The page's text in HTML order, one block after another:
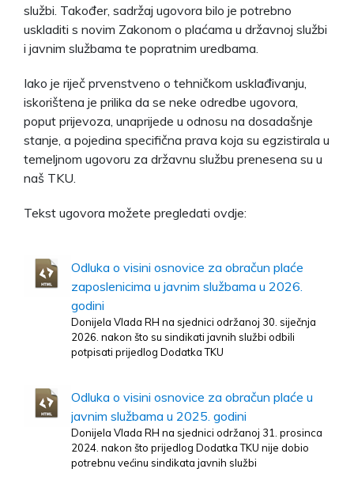
službi. Također, sadržaj ugovora bilo je potrebno
uskladiti s novim Zakonom o plaćama u državnoj službi
i javnim službama te popratnim uredbama.
Iako je riječ prvenstveno o tehničkom usklađivanju,
iskorištena je prilika da se neke odredbe ugovora,
poput prijevoza, unaprijede u odnosu na dosadašnje
stanje, a pojedina specifična prava koja su egzistirala u
temeljnom ugovoru za državnu službu prenesena su u
naš TKU.
Tekst ugovora možete pregledati ovdje:
Odluka o visini osnovice za obračun plaće
zaposlenicima u javnim službama u 2026.
godini
Donijela Vlada RH na sjednici održanoj 30. siječnja
2026. nakon što su sindikati javnih službi odbili
potpisati prijedlog Dodatka TKU
Odluka o visini osnovice za obračun plaće u
javnim službama u 2025. godini
Donijela Vlada RH na sjednici održanoj 31. prosinca
2024. nakon što prijedlog Dodatka TKU nije dobio
potrebnu većinu sindikata javnih službi